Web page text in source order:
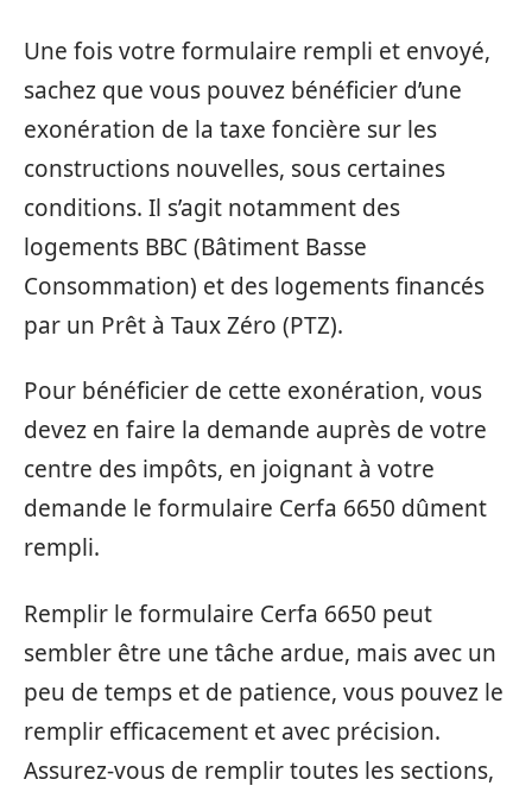
Une fois votre formulaire rempli et envoyé,
sachez que vous pouvez bénéficier d’une
exonération de la taxe foncière sur les
constructions nouvelles, sous certaines
conditions. Il s’agit notamment des
logements BBC (Bâtiment Basse
Consommation) et des logements financés
par un Prêt à Taux Zéro (PTZ).
Pour bénéficier de cette exonération, vous
devez en faire la demande auprès de votre
centre des impôts, en joignant à votre
demande le formulaire Cerfa 6650 dûment
rempli.
Remplir le formulaire Cerfa 6650 peut
sembler être une tâche ardue, mais avec un
peu de temps et de patience, vous pouvez le
remplir efficacement et avec précision.
Assurez-vous de remplir toutes les sections,